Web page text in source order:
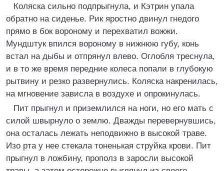
Коляска сильно подпрыгнула, и Кэтрин упала
обратно на сиденье. Рик яростно двинул гнедого
прямо в бок вороному и перехватил вожжи.
Мундштук впился вороному в нижнюю губу, конь
встал на дыбы и отпрянул влево. Оглобля треснула,
и в то же время передние колеса попали в глубокую
рытвину и резко развернулись. Коляска накренилась,
на мгновение зависла в воздухе и опрокинулась.
Пит прыгнул и приземлился на ноги, но его мать с
силой швырнуло о землю. Дважды перевернувшись,
она осталась лежать неподвижно в высокой траве.
Изо рта у нее стекала тоненькая струйка крови. Пит
прыгнул в ложбину, прополз в заросли высокой